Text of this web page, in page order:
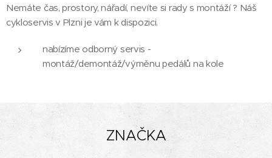
Nemáte čas, prostory, nářadí, nevíte si rady s montáží ? Náš
cykloservis v Plzni je vám k dispozici.
nabízíme odborný servis -
montáž/demontáž/výměnu pedálů na kole
ZNAČKA